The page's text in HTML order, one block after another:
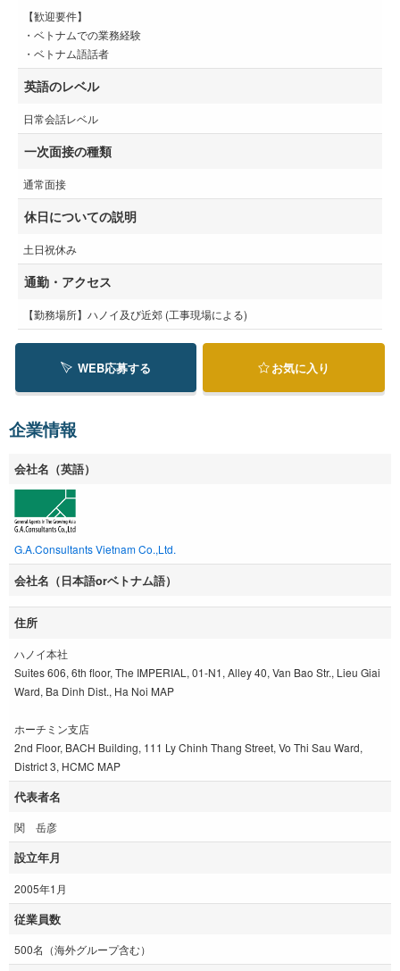
【歓迎要件】
・ベトナムでの業務経験
・ベトナム語話者
英語のレベル
日常会話レベル
一次面接の種類
通常面接
休日についての説明
土日祝休み
通勤・アクセス
【勤務場所】ハノイ及び近郊 (工事現場による)
WEB応募する お気に入り
企業情報
会社名（英語）
G.A.Consultants Vietnam Co.,Ltd.
会社名（日本語orベトナム語）
住所
ハノイ本社
Suites 606, 6th floor, The IMPERIAL, 01-N1, Alley 40, Van Bao Str., Lieu Giai
Ward, Ba Dinh Dist., Ha Noi MAP
ホーチミン支店
2nd Floor, BACH Building, 111 Ly Chinh Thang Street, Vo Thi Sau Ward,
District 3, HCMC MAP
代表者名
関 岳彦
設立年月
2005年1月
従業員数
500名（海外グループ含む）